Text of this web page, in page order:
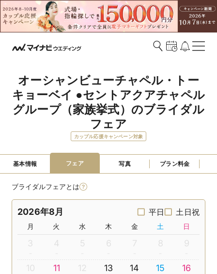
オーシャンビューチャペル・トー
キョーベイ ●セントアクアチャペル
グループ（家族挙式）のブライダル
フェア
カップル応援キャンペーン対象
基本情報 フェア 写真 プラン料金
ブライダルフェアとは
2026年8月 平日 土日祝
月 火 水 木 金 土 日
3 4 5 6 7 8 9
10 11 12 13 14 15 16